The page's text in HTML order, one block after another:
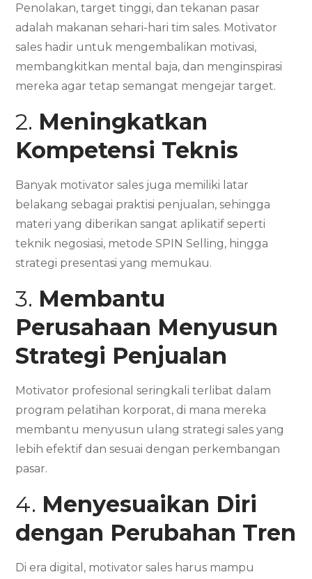
Penolakan, target tinggi, dan tekanan pasar
adalah makanan sehari-hari tim sales. Motivator
sales hadir untuk mengembalikan motivasi,
membangkitkan mental baja, dan menginspirasi
mereka agar tetap semangat mengejar target.
2. Meningkatkan
Kompetensi Teknis
Banyak motivator sales juga memiliki latar
belakang sebagai praktisi penjualan, sehingga
materi yang diberikan sangat aplikatif seperti
teknik negosiasi, metode SPIN Selling, hingga
strategi presentasi yang memukau.
3. Membantu
Perusahaan Menyusun
Strategi Penjualan
Motivator profesional seringkali terlibat dalam
program pelatihan korporat, di mana mereka
membantu menyusun ulang strategi sales yang
lebih efektif dan sesuai dengan perkembangan
pasar.
4. Menyesuaikan Diri
dengan Perubahan Tren
Di era digital, motivator sales harus mampu